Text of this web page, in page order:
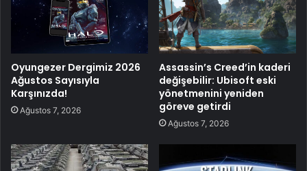
Oyungezer Dergimiz 2026
Ağustos Sayısıyla
Karşınızda!
Ağustos 7, 2026
Assassin’s Creed’in kaderi
değişebilir: Ubisoft eski
yönetmenini yeniden
göreve getirdi
Ağustos 7, 2026